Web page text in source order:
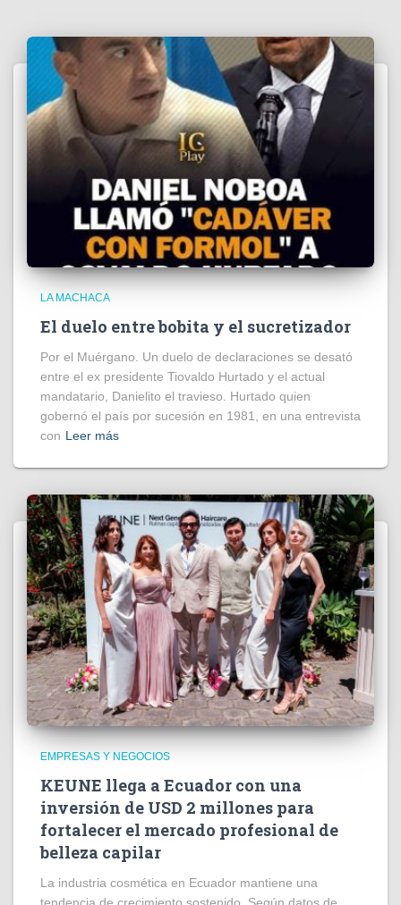
LA MACHACA
El duelo entre bobita y el sucretizador
Por el Muérgano. Un duelo de declaraciones se desató
entre el ex presidente Tiovaldo Hurtado y el actual
mandatario, Danielito el travieso. Hurtado quien
gobernó el país por sucesión en 1981, en una entrevista
con Leer más
EMPRESAS Y NEGOCIOS
KEUNE llega a Ecuador con una
inversión de USD 2 millones para
fortalecer el mercado profesional de
belleza capilar
La industria cosmética en Ecuador mantiene una